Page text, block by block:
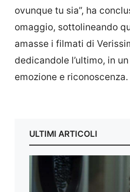
ovunque tu sia”, ha
omaggio, sottolineando
amasse i filmati di
dedicandole l’ultimo, in
emozione e riconoscenza.
ULTIMI ARTICOLI